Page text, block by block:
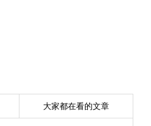
大家都在看的文章